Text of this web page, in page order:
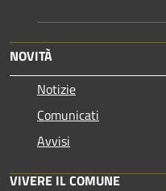
NOVITÀ
Notizie
Comunicati
Avvisi
VIVERE IL COMUNE